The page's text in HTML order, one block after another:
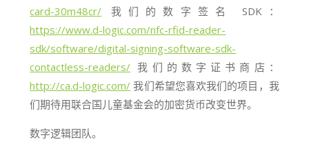
card-30m48cr/
我们的数字签名 SDK：
https://www.d-logic.com/nfc-rfid-reader-
sdk/software/digital-signing-software-sdk-
contactless-readers/ 我们的数字证书商店：
http://ca.d-logic.com/ 我们希望您喜欢我们的项目，我
们期待用联合国儿童基金会的加密货币改变世界。
数字逻辑团队。